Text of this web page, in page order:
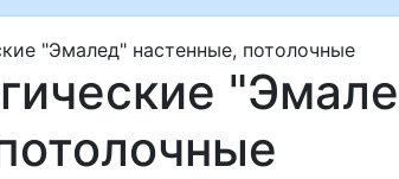
"Эмалед" настенные, потолочные